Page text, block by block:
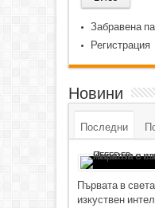
Забравена
Регистрация
Новини
Последни
Първата в
изкуствен